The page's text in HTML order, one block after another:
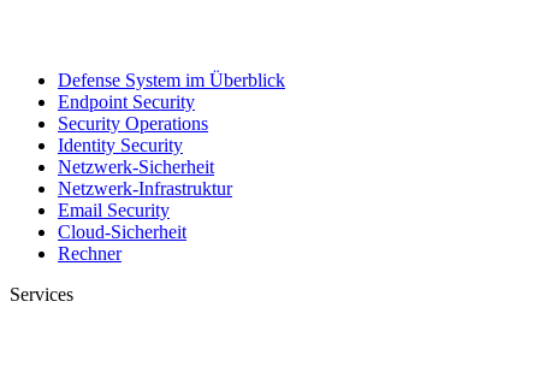
Defense System im Überblick
Endpoint Security
Security Operations
Identity Security
Netzwerk-Sicherheit
Netzwerk-Infrastruktur
Email Security
Cloud-Sicherheit
Rechner
Services